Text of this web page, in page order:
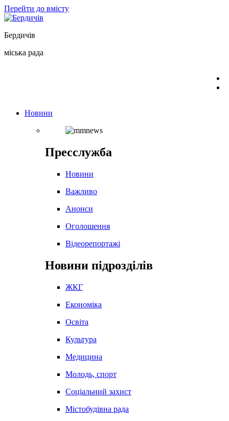
Перейти до вмісту
Бердичів
міська рада
Новини
Пресслужба
Новини
Важливо
Анонси
Оголошення
Відеорепортажі
Новини підрозділів
ЖКГ
Економіка
Освіта
Культура
Медицина
Молодь, спорт
Соціальний захист
Містобудівна рада